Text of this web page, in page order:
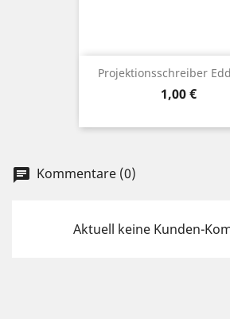
Projektionsschreiber
Preis
1,00 €
chat Kommentare (0)
Aktuell keine Kunden-